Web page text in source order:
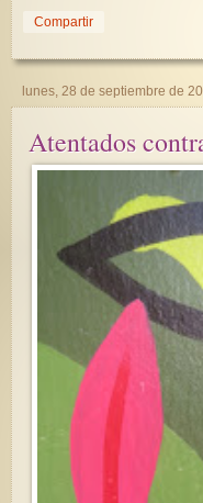
Compartir
lunes, 28 de septiembre de
Atentados